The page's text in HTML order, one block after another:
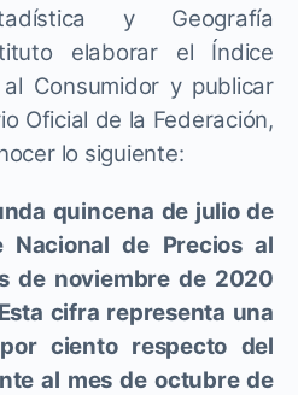
y Geografía
elaborar el Índice
Consumidor y publicar
Oficial de la Federación,
lo siguiente:
quincena de julio de
Nacional de Precios al
de noviembre de 2020
cifra representa una
ciento respecto del
al mes de octubre de